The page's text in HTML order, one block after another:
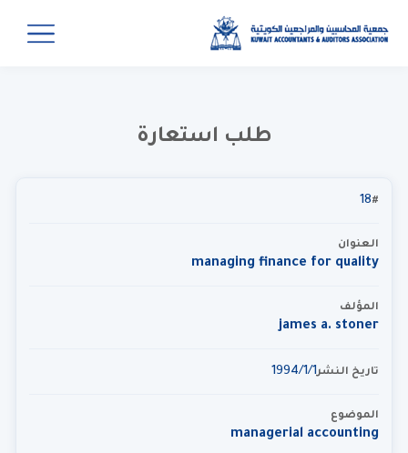
طلب استعارة
#
18
العنوان
managing finance for quality
المؤلف
james a. stoner
تاريخ النشر1‏‏/1‏‏/1994
الموضوع
managerial accounting